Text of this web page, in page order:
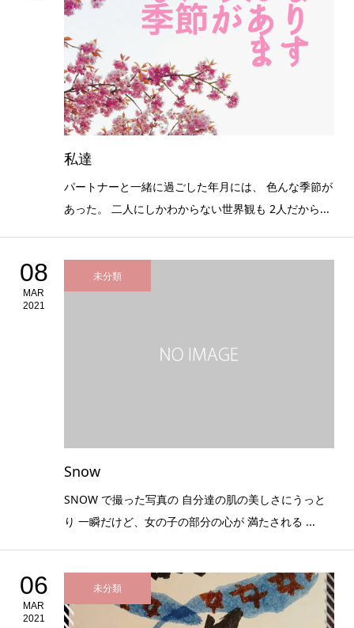
私達
パートナーと一緒に過ごした年月には、 色んな季節が
あった。 二人にしかわからない世界観も 2人だから...
08
MAR
2021
未分類
Snow
SNOW で撮った写真の 自分達の肌の美しさにうっと
り 一瞬だけど、女の子の部分の心が 満たされる ...
06
MAR
2021
未分類